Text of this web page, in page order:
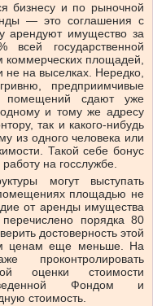
бизнесу и по рыночной
— это соглашения с
арендуют имущество за
государственной
площадей,
не на выселках. Нередко,
предприимчивые
помещений сдают уже
и тому же адресу
так и какого-нибудь
из одного человека или
Такой себе бонус
на госслужбе.
могут выступать
площадью не
от аренды имущества
порядка 80
достоверность этой
ценам еще меньше. На
оценки стоимости
Фондом и
стоимость.